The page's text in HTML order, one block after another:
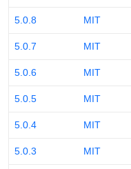
5.0.8 MIT
5.0.7 MIT
5.0.6 MIT
5.0.5 MIT
5.0.4 MIT
5.0.3 MIT